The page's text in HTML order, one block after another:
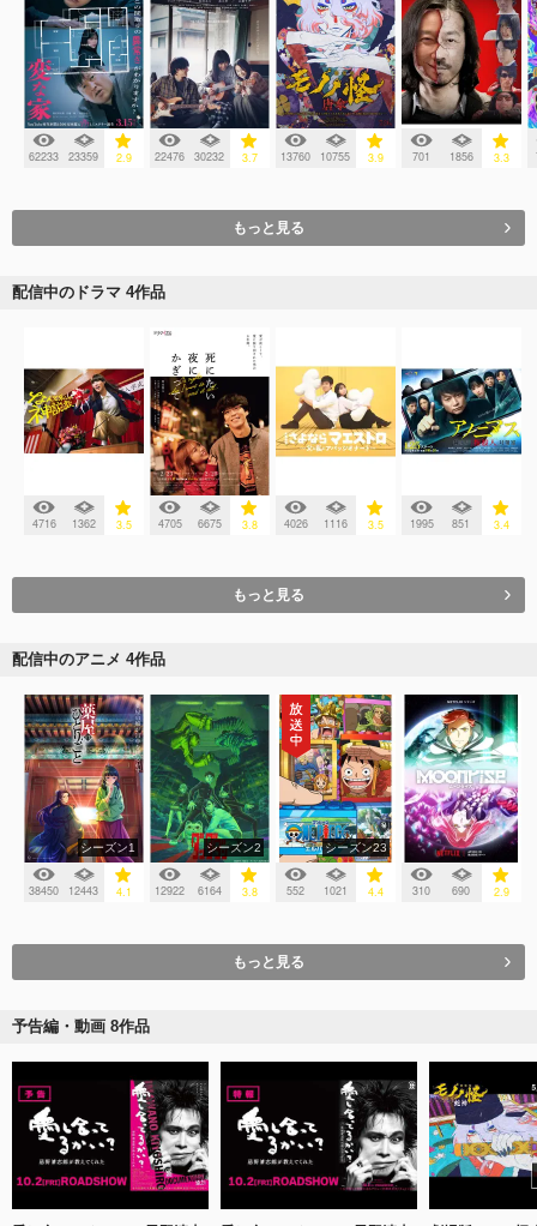
62233 23359 2.9 22476 30232 3.7 13760 10755 3.9 701 1856 3.3
もっと見る
配信中のドラマ 4作品
4716 1362 3.5 4705 6675 3.8 4026 1116 3.5 1995 851 3.4
もっと見る
配信中のアニメ 4作品
シーズン1
38450 12443 4.1
シーズン2
12922 6164 3.8
シーズン23
552 1021 4.4 310 690 2.9
もっと見る
予告編・動画 8作品